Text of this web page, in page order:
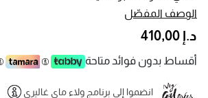
الوصف المفصّل
د.إ 410,00
أقساط بدون فوائد متاحة
انضموا إلى برنامج ولاء ماي غاليري